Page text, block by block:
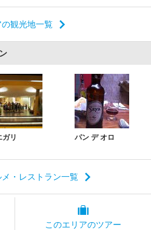
観光地一覧
ガリ パン デ オロ
・レストラン一覧
このエリアのツアー